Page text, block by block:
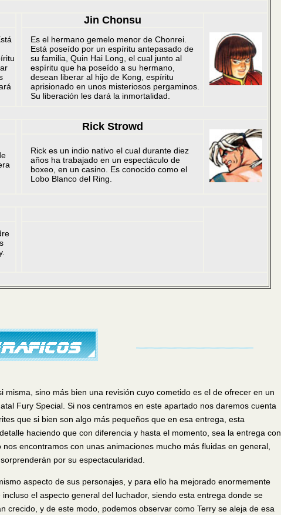
Jin Chonsu
Es el hermano gemelo menor de Chonrei.
Está poseído por un espíritu antepasado de
su familia, Quin Hai Long, el cual junto al
espíritu que ha poseído a su hermano,
desean liberar al hijo de Kong, espíritu
aprisionado en unos misteriosos pergaminos.
Su liberación les dará la inmortalidad.
Rick Strowd
Rick es un indio nativo el cual durante diez
años ha trabajado en un espectáculo de
boxeo, en un casino. Es conocido como el
Lobo Blanco del Ring.
sino más bien una revisión cuyo cometido es el de ofrecer en un
Fury Special. Si nos centramos en este apartado nos daremos cuenta
que si bien son algo más pequeños que en esa entrega, esta
haciendo que con diferencia y hasta el momento, sea la entrega con
encontramos con unas animaciones mucho más fluidas en general,
por su espectacularidad.
aspecto de sus personajes, y para ello ha mejorado enormemente
el aspecto general del luchador, siendo esta entrega donde se
crecido, y de este modo, podemos observar como Terry se aleja de esa